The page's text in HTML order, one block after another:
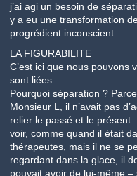
j’ai agi un besoin de
y a eu une transformation
progrédient inconscient.
LA FIGURABILITE
C’est ici que nous pouvons
sont liées.
Pourquoi séparation ?
Monsieur L, il n’avait pas
relier le passé et le
voir, comme quand il était
thérapeutes, mais il ne se
regardant dans la glace, il
pouvait avoir de lui-même